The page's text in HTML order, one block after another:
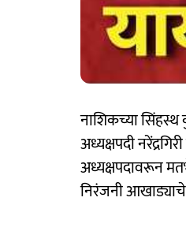
नाशिकच्या
अध्यक्षपदी
अध्यक्षपदावरून
निरंजनी आखाड्याचे